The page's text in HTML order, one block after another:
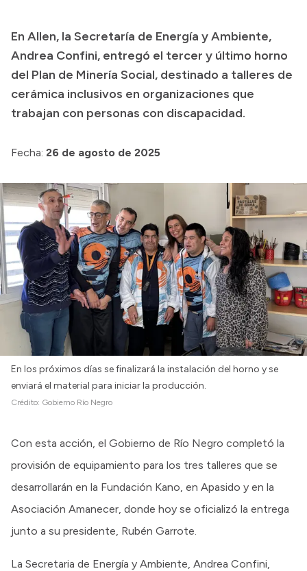
Boletín Oficial
Compras y licitaciones
Consulta de expedientes
Consulta de pago a proveedores
Intranet
Login
En Allen, la Secretaría de Energía y Ambiente,
Andrea Confini, entregó el tercer y último horno
del Plan de Minería Social, destinado a talleres de
cerámica inclusivos en organizaciones que
trabajan con personas con discapacidad.
Fecha: 26 de agosto de 2025
En los próximos días se finalizará la instalación del horno y se
enviará el material para iniciar la producción.
Crédito: Gobierno Río Negro
Con esta acción, el Gobierno de Río Negro completó la
provisión de equipamiento para los tres talleres que se
desarrollarán en la Fundación Kano, en Apasido y en la
Asociación Amanecer, donde hoy se oficializó la entrega
junto a su presidente, Rubén Garrote.
La Secretaria de Energía y Ambiente, Andrea Confini,